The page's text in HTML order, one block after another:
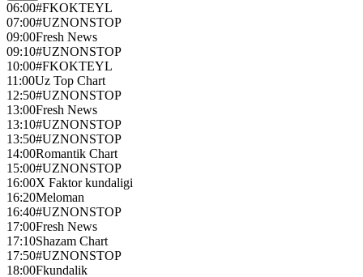
06:00#FKOKTEYL
07:00#UZNONSTOP
09:00Fresh News
09:10#UZNONSTOP
10:00#FKOKTEYL
11:00Uz Top Chart
12:50#UZNONSTOP
13:00Fresh News
13:10#UZNONSTOP
13:50#UZNONSTOP
14:00Romantik Chart
15:00#UZNONSTOP
16:00X Faktor kundaligi
16:20Meloman
16:40#UZNONSTOP
17:00Fresh News
17:10Shazam Chart
17:50#UZNONSTOP
18:00Fkundalik